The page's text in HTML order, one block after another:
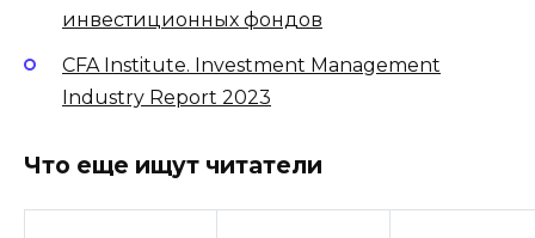
инвестиционных фондов
CFA Institute. Investment Management
Industry Report 2023
Что еще ищут читатели